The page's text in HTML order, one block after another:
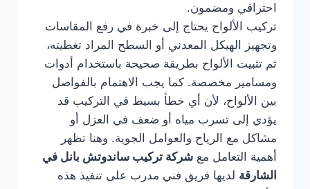
احترافي ومضمون.
تركيب الألواح يحتاج إلى خبرة في رفع المقاسات
وتجهيز الهيكل المعدني أو السطح المراد تغطيته،
ثم تثبيت الألواح بطريقة صحيحة باستخدام أدوات
ومسامير مخصصة. كما يجب الاهتمام بالفواصل
بين الألواح، لأن أي خطأ بسيط في التركيب قد
يؤدي إلى تسرب مياه أو ضعف في العزل أو
مشاكل مع الرياح والعوامل الجوية. وهنا تظهر
أهمية التعامل مع شركة تركيب ساندوتش بانل في
الشارقة لديها فريق فني مدرب على تنفيذ هذه